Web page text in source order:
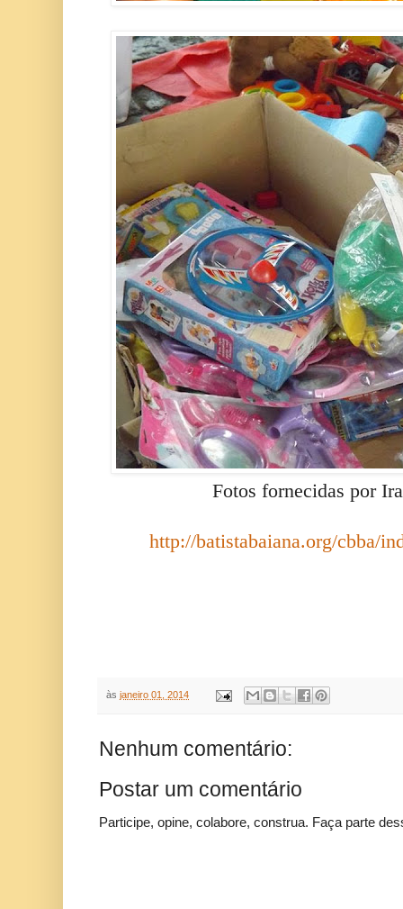
Fotos fornecidas por
http://batistabaiana.org/cbba/
às janeiro 01, 2014
Nenhum comentário:
Postar um comentário
Participe, opine, colabore, construa. Faça parte